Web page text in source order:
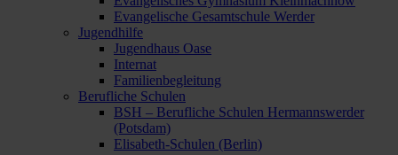
Evangelische Gesamtschule Werder
Jugendhilfe
Jugendhaus Oase
Internat
Familienbegleitung
Berufliche Schulen
BSH – Berufliche Schulen Hermannswerder
(Potsdam)
Elisabeth-Schulen (Berlin)